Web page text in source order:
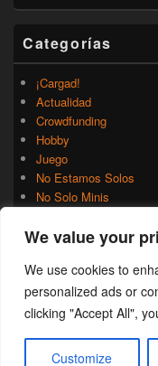
We value your
We use cookies to
personalized ads or
clicking "Accept All",
Customize
Categorías
¡Cargad!
Actualidad
Crowdfunding
Hobby
Juego
No Estamos Solos
No Solo Minis
Rumores
Uncategorized
Copyright © 2026